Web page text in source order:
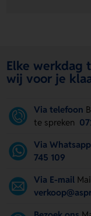
Elke werkdag
wij voor je
Via telefoon
te spreken
Via Whatsapp
745 109
Via E-mail